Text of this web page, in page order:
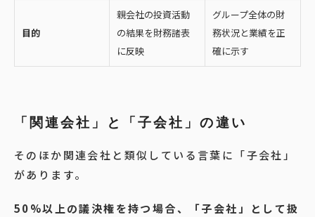
目的
親会社の投資活動
の結果を財務諸表
に反映
グループ全体の財
務状況と業績を正
確に示す
「関連会社」と「子会社」の違い
そのほか関連会社と類似している言葉に「子会社」
があります。
50%以上の議決権を持つ場合、「子会社」として扱